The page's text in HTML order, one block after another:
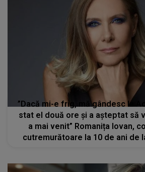
”Dacă mi-e frig, mă gândesc la
stat el două ore și a așteptat să
a mai venit” Romanița Iovan, confesiuni
cutremurătoare la 10 de ani de